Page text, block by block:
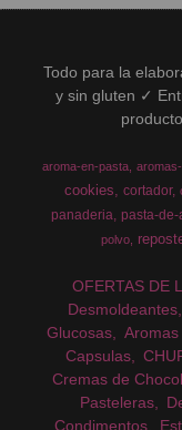
Todo para la
y sin gluten ✓
aroma-en-pasta
cookies cortador
panaderia pasta-de-
polvo
OFERTAS DE
Desmoldeantes
Glucosas
Aromas
Capsulas
Cremas de
Pasteleras
Condimentos